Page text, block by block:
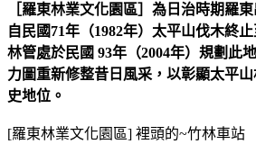
［羅東林業文化園區］為 日治時期羅
自民國71年（1982年）太平山伐木終
林管處於民國 93年（2004年）規劃此
力圖重新修整昔日風采，以彰顯太平
史地位。
[羅東林業文化園區] 裡頭的~竹林車站